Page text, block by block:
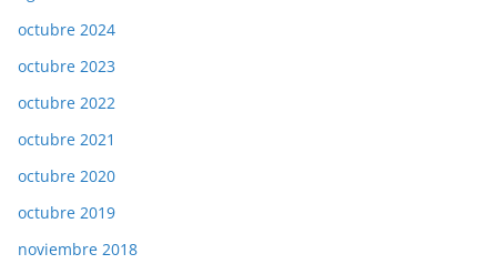
octubre 2024
octubre 2023
octubre 2022
octubre 2021
octubre 2020
octubre 2019
noviembre 2018